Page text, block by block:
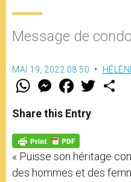
Message de
MAI 19, 2022 08:50
W
t
s
p
p
M
e
s
e
g
e
r
F
a
e
b
o
k
w
Share this Entry
« Puisse son héritage
des hommes et des